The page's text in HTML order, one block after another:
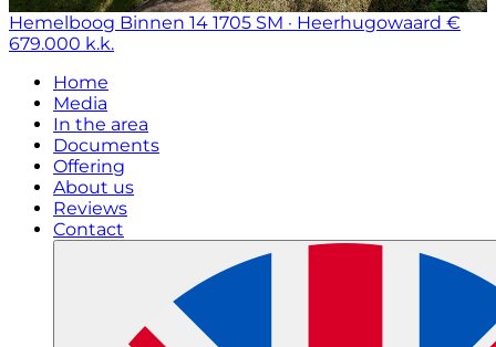
Hemelboog Binnen 14 1705 SM · Heerhugowaard €
679.000 k.k.
Home
Media
In the area
Documents
Offering
About us
Reviews
Contact